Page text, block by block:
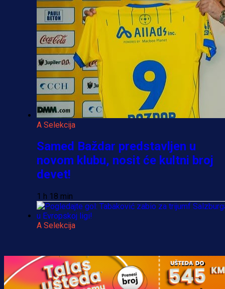
A Selekcija
Samed Baždar predstavljen u
novom klubu, nosit će kultni broj
devet!
1 h 18 min
A Selekcija
trijumf Salzburga u Evropskoj ligi!
5 h 5 min